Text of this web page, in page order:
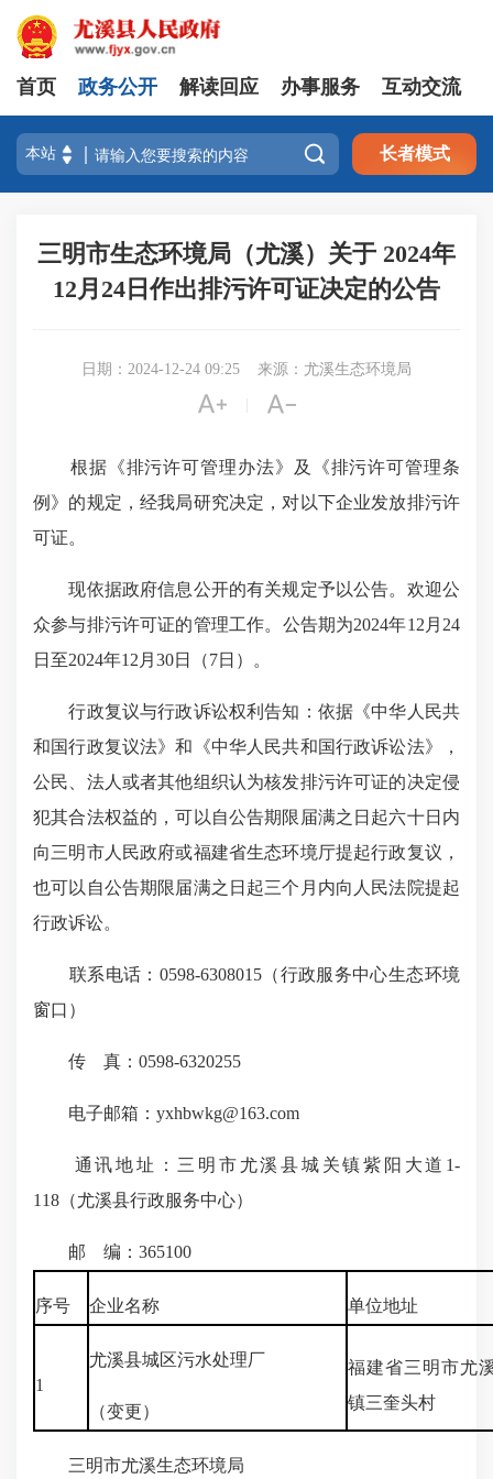
首页 政务公开 解读回应 办事服务 互动交流
 长者模式
三明市生态环境局（尤溪）关于 2024年
12月24日作出排污许可证决定的公告
日期：2024-12-24 09:25 来源：尤溪生态环境局
 
根据《排污许可管理办法》及《排污许可管理条
例》的规定，经我局研究决定，对以下企业发放排污许
可证。
现依据政府信息公开的有关规定予以公告。欢迎公
众参与排污许可证的管理工作。公告期为2024年12月24
日至2024年12月30日（7日）。
行政复议与行政诉讼权利告知：依据《中华人民共
和国行政复议法》和《中华人民共和国行政诉讼法》，
公民、法人或者其他组织认为核发排污许可证的决定侵
犯其合法权益的，可以自公告期限届满之日起六十日内
向三明市人民政府或福建省生态环境厅提起行政复议，
也可以自公告期限届满之日起三个月内向人民法院提起
行政诉讼。
联系电话：0598-6308015（行政服务中心生态环境
窗口）
传 真：0598-6320255
电子邮箱：yxhbwkg@163.com
通讯地址：三明市尤溪县城关镇紫阳大道1-
118（尤溪县行政服务中心）
邮 编：365100
序号 企业名称 单位地址
1
尤溪县城区污水处理厂
（变更）
福建省三明市尤
镇三奎头村
三明市尤溪生态环境局